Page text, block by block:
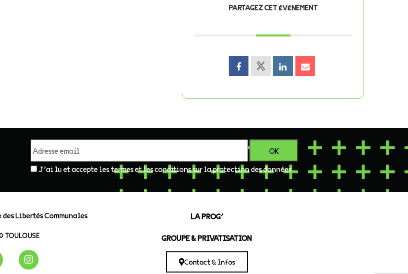
PARTAGEZ CET ÉVÉNEMENT
J'ai lu et accepte les termes et les conditions sur la protection des données
Libertés Communales
TOULOUSE
LA PROG’
GROUPE & PRIVATISATION
Contact & Infos